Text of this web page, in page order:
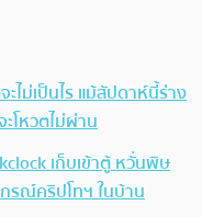
ไม่เป็นไร แม้สัปดาห์นี้ร่าง
โหวตไม่ผ่าน
เก็บเข้าตู้ หวั่นพิษ
รณ์คริปโทฯ ในบ้าน